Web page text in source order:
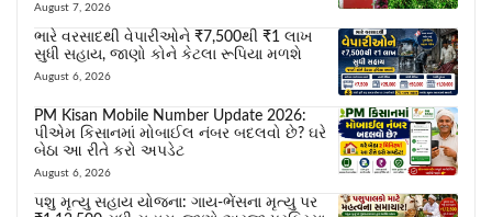
August 7, 2026
ભારે વરસાદથી વેપારીઓને ₹7,500થી ₹1 લાખ
સુધી સહાય, જાણો કોને કેટલા રૂપિયા મળશે
August 6, 2026
PM Kisan Mobile Number Update 2026:
પીએમ કિસાનમાં મોબાઈલ નંબર બદલવો છે? ઘરે
બેઠા આ રીતે કરો અપડેટ
August 6, 2026
પશુ મૃત્યુ સહાય યોજના: ગાય-ભેંસના મૃત્યુ પર